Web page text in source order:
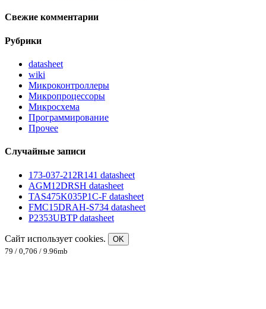
Свежие комментарии
Рубрики
datasheet
wiki
Микроконтроллеры
Микропроцессоры
Микросхема
Программирование
Прочее
Случайные записи
173-037-212R141 datasheet
AGM12DRSH datasheet
TAS475K035P1C-F datasheet
FMC15DRAH-S734 datasheet
P2353UBTP datasheet
Сайт использует cookies.
OK
79 / 0,706 / 9.96mb